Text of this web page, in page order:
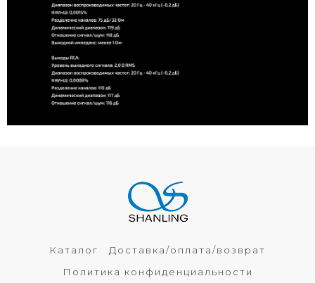
Каталог
Доставка/оплата/возврат
Политика конфиденциальности